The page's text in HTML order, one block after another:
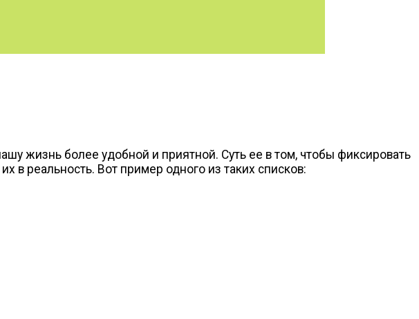
жизнь более удобной и приятной. Суть ее в том, чтобы фиксировать
в реальность. Вот пример одного из таких списков: